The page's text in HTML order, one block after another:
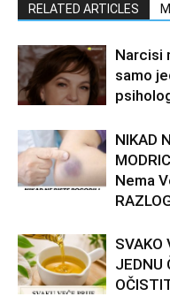
RELATED ARTICLES
Narcisi
samo
NIKAD
Nema
SVAKO
JEDNU